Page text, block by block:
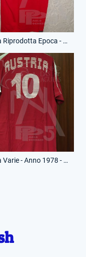
Maglia Riprodotta Epoca - Anno 1978 - 9 - (Retro)
Maglia Varie - Anno 1978 - 10 - (Retro)